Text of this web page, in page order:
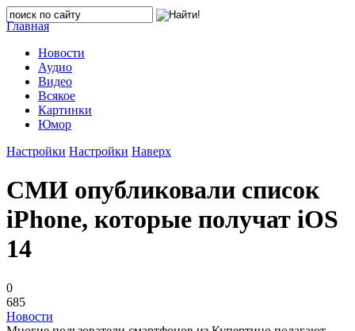
Главная
Новости
Аудио
Видео
Всякое
Картинки
Юмор
Настройки Настройки Наверх
СМИ опубликовали список
iPhone, которые получат iOS
14
0
685
Новости